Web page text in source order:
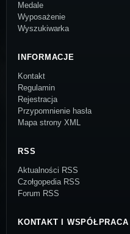
Medale
Wyposażenie
Wyszukiwarka
INFORMACJE
Kontakt
Regulamin
Rejestracja
Przypomnienie hasła
Mapa strony XML
RSS
Aktualności RSS
Czołgopedia RSS
Forum RSS
KONTAKT I WSPÓŁPRACA